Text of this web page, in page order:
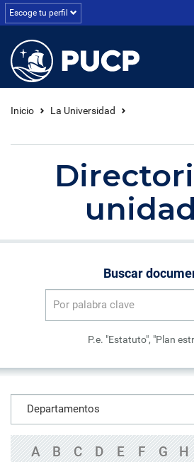
Escoge tu perfil
Inicio La Universidad
Buscar
P.e. "Estatuto", "Plan
A B C D E F G H